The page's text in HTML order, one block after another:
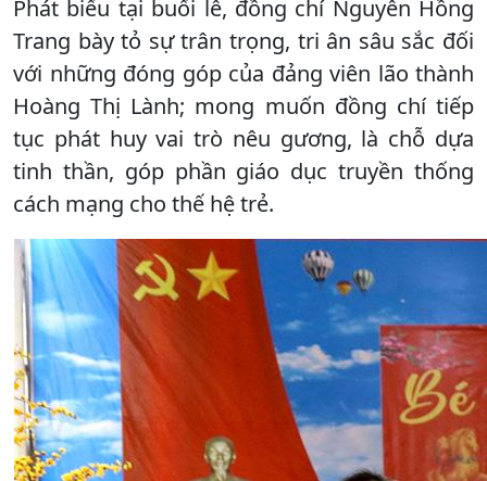
Phát biểu tại buổi lễ, đồng chí Nguyễn Hồng
Trang bày tỏ sự trân trọng, tri ân sâu sắc đối
với những đóng góp của đảng viên lão thành
Hoàng Thị Lành; mong muốn đồng chí tiếp
tục phát huy vai trò nêu gương, là chỗ dựa
tinh thần, góp phần giáo dục truyền thống
cách mạng cho thế hệ trẻ.